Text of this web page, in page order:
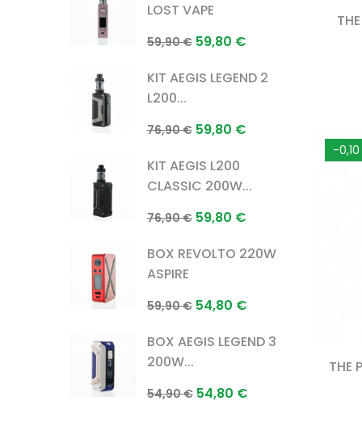
LOST VAPE
Prix
59,90 € Prix
59,80 €
KIT AEGIS LEGEND 2
L200...
Prix
76,90 € Prix
59,80 €
KIT AEGIS L200
CLASSIC 200W...
Prix
76,90 € Prix
59,80 €
BOX REVOLTO 220W
ASPIRE
Prix
59,90 € Prix
54,80 €
BOX AEGIS LEGEND 3
200W...
Prix
54,90 € Prix
54,80 €
-
THE